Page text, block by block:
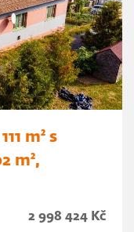
m² s
m²,
2 998 424 Kč